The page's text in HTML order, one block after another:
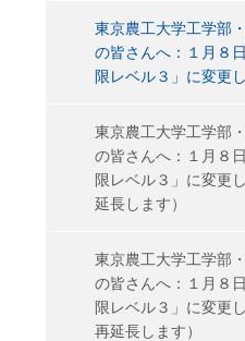
東京農工大学工学部
の皆さんへ：１月８
限レベル３」に変更
東京農工大学工学部
の皆さんへ：１月８
限レベル３」に変更
延長します）
東京農工大学工学部
の皆さんへ：１月８
限レベル３」に変更
再延長します）